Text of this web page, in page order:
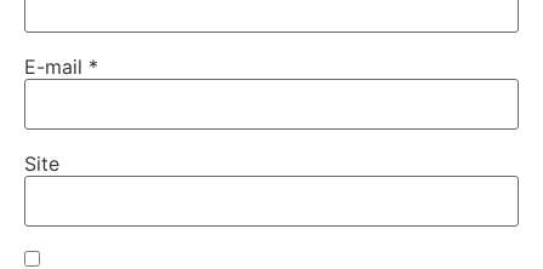
E-mail *
Site